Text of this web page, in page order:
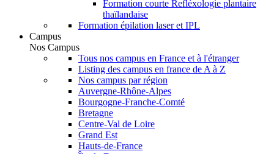
Formation courte Refléxologie plantaire
thaïlandaise
Formation épilation laser et IPL
Campus
Nos Campus
Tous nos campus en France et à l'étranger
Listing des campus en france de A à Z
Nos campus par région
Auvergne-Rhône-Alpes
Bourgogne-Franche-Comté
Bretagne
Centre-Val de Loire
Grand Est
Hauts-de-France